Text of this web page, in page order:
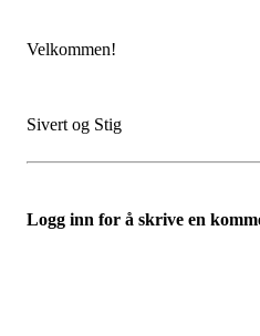
Velkommen!
Sivert og Stig
Logg inn for å skrive en